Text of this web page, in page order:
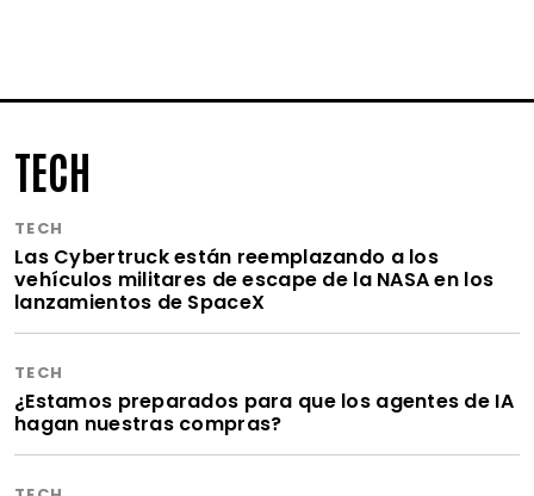
TECH
TECH
Las Cybertruck están reemplazando a los
vehículos militares de escape de la NASA en los
lanzamientos de SpaceX
TECH
¿Estamos preparados para que los agentes de IA
hagan nuestras compras?